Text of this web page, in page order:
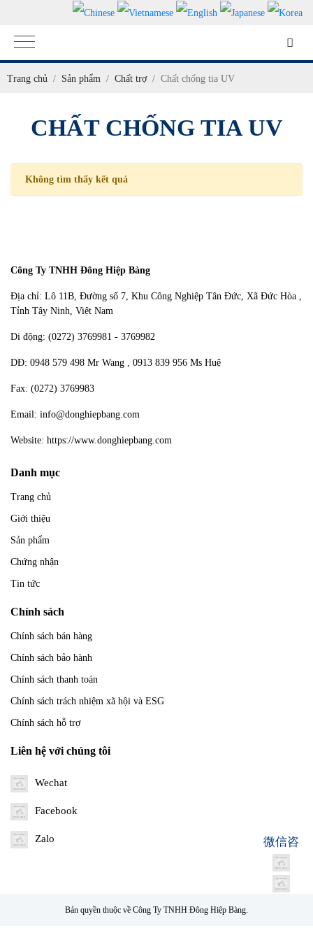
Trang chủ Sản phẩm Chất trợ Chất chống tia UV
CHẤT CHỐNG TIA UV
Không tìm thấy kết quả
Công Ty TNHH Đông Hiệp Bàng
Địa chỉ: Lô 11B, Đường số 7, Khu Công Nghiệp Tân Đức, Xã Đức Hòa ,
Tỉnh Tây Ninh, Việt Nam
Di động: (0272) 3769981 - 3769982
DĐ: 0948 579 498 Mr Wang , 0913 839 956 Ms Huệ
Fax: (0272) 3769983
Email: info@donghiepbang.com
Website: https://www.donghiepbang.com
Danh mục
Trang chủ
Giới thiệu
Sản phẩm
Chứng nhận
Tin tức
Chính sách
Chính sách bán hàng
Chính sách bảo hành
Chính sách thanh toán
Chính sách trách nhiệm xã hội và ESG
Chính sách hỗ trợ
Liên hệ với chúng tôi
Wechat
Facebook
Zalo
Bản quyền thuộc về Công Ty TNHH Đông Hiệp Bàng.
微信咨